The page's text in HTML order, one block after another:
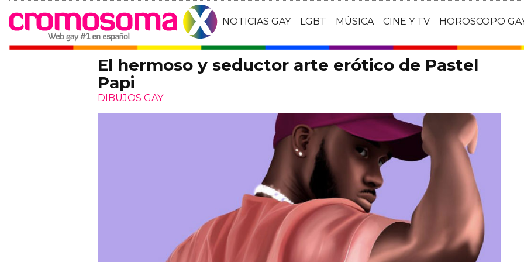
NOTICIAS GAY LGBT MÚSICA CINE Y TV HOROSCOPO
El hermoso y seductor arte erótico de Pastel
Papi
DIBUJOS GAY